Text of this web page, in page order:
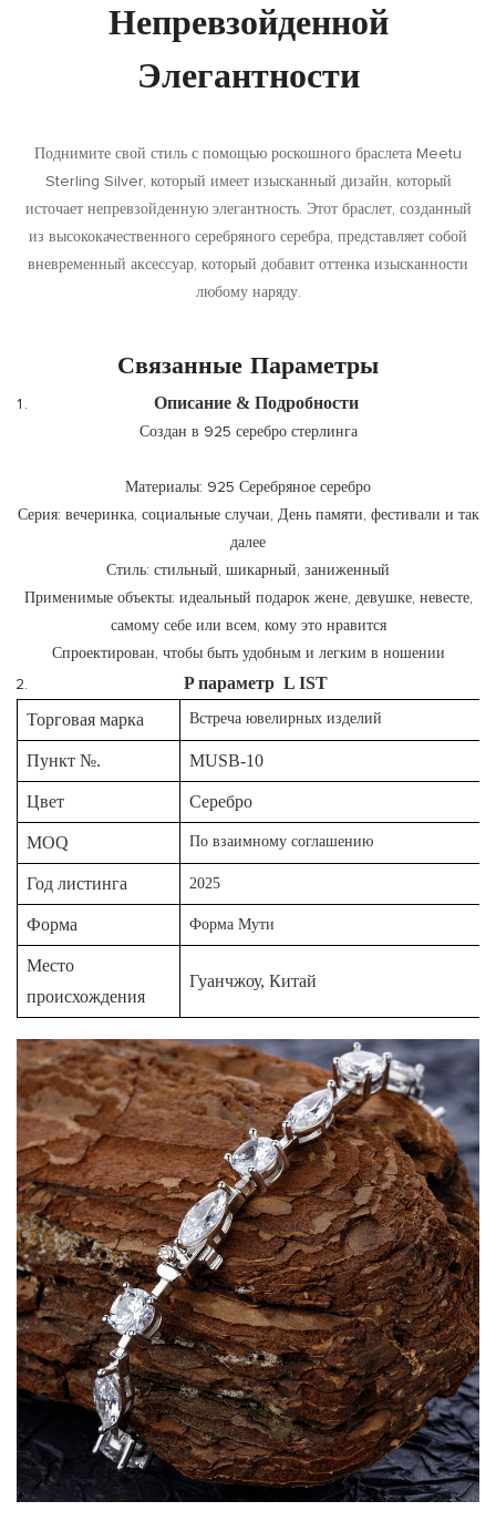
Непревзойденной
Элегантности
Поднимите свой стиль с помощью роскошного браслета Meetu
Sterling Silver, который имеет изысканный дизайн, который
источает непревзойденную элегантность. Этот браслет, созданный
из высококачественного серебряного серебра, представляет собой
вневременный аксессуар, который добавит оттенка изысканности
любому наряду.
Связанные Параметры
Описание & Подробности
Создан в 925 серебро стерлинга
Материалы: 925 Серебряное серебро
Серия: вечеринка, социальные случаи, День памяти, фестивали и так
далее
Стиль: стильный, шикарный, заниженный
Применимые объекты: идеальный подарок жене, девушке, невесте,
самому себе или всем, кому это нравится
Спроектирован, чтобы быть удобным и легким в ношении
Pпараметр L IST
Торговая марка
Встреча ювелирных изделий
Пункт №. MUSB-10
Цвет Серебро
MOQ По взаимному соглашению
Год листинга 2025
Форма Форма Мути
Место
происхождения
Гуанчжоу, Китай